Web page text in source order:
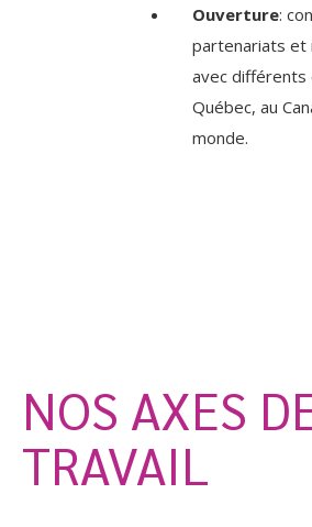
Ouverture:
partenariats et
avec différents
Québec, au
monde.
NOS AXES
TRAVAIL